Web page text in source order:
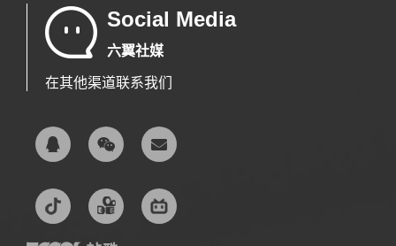
Social Media
六翼社媒
在其他渠道联系我们